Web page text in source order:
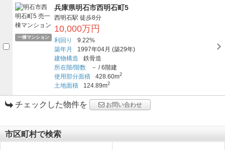
一棟マンション
兵庫県明石市西明石町5
西明石駅 徒歩8分
10,000万円
利回り
9.22%
築年月
1997年04月 (築29年)
建物構造
鉄骨造
所在階/階数
－ /6階建
使用部分面積
428.60m2
土地面積 124.89m2
チェックした物件を お問い合わせ
市区町村で検索